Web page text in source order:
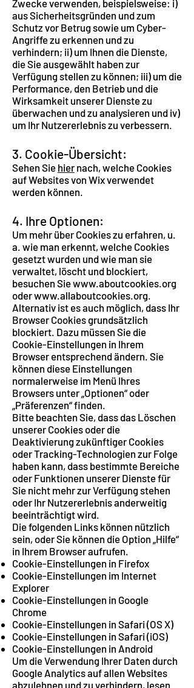
Zwecke verwenden, beispielsweise: i)
aus Sicherheitsgründen und zum
Schutz vor Betrug sowie um Cyber-
Angriffe zu erkennen und zu
verhindern; ii) um Ihnen die Dienste,
die Sie ausgewählt haben zur
Verfügung stellen zu können; iii) um die
Performance, den Betrieb und die
Wirksamkeit unserer Dienste zu
überwachen und zu analysieren und iv)
um Ihr Nutzererlebnis zu verbessern.
3. Cookie-Übersicht:
Sehen Sie hier nach, welche Cookies
auf Websites von Wix verwendet
werden können.
4. Ihre Optionen:
Um mehr über Cookies zu erfahren, u.
a. wie man erkennt, welche Cookies
gesetzt wurden und wie man sie
verwaltet, löscht und blockiert,
besuchen Siewww.aboutcookies.org
oderwww.allaboutcookies.org.
Alternativ ist es auch möglich, dass Ihr
Browser Cookies grundsätzlich
blockiert. Dazu müssen Sie die
Cookie-Einstellungen in Ihrem
Browser entsprechend ändern. Sie
können diese Einstellungen
normalerweise im Menü Ihres
Browsers unter „Optionen“ oder
„Präferenzen“ finden.
Bitte beachten Sie, dass das Löschen
unserer Cookies oder die
Deaktivierung zukünftiger Cookies
oder Tracking-Technologien zur Folge
haben kann, dass bestimmte Bereiche
oder Funktionen unserer Dienste für
Sie nicht mehr zur Verfügung stehen
oder Ihr Nutzererlebnis anderweitig
beeinträchtigt wird.
Die folgenden Links können nützlich
sein, oder Sie können die Option „Hilfe“
in Ihrem Browser aufrufen.
Cookie-Einstellungen in Firefox
Cookie-Einstellungen im Internet
Explorer
Cookie-Einstellungen in Google
Chrome
Cookie-Einstellungen in Safari (OS X)
Cookie-Einstellungen in Safari (iOS)
Cookie-Einstellungen in Android
Um die Verwendung Ihrer Daten durch
Google Analytics auf allen Websites
abzulehnen und zu verhindern, lesen